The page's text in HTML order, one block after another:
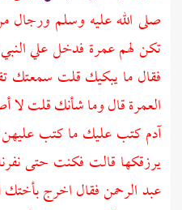
صلى الله عليه وسلم ورجال
تكن لهم عمرة فدخل علي
فقال ما يبكيك قلت سمعتك
العمرة قال وما شأنك قلت لا
آدمكتب عليك ما كتب
يرزقكها قالت فكنت حتى
عبد الرحمنفقال اخرج بأختك